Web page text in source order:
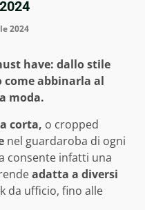
2024
have: dallo stile
come abbinarla al
moda.
corta, o cropped
nel guardaroba di ogni
consente infatti una
adatta a diversi
da ufficio, fino alle